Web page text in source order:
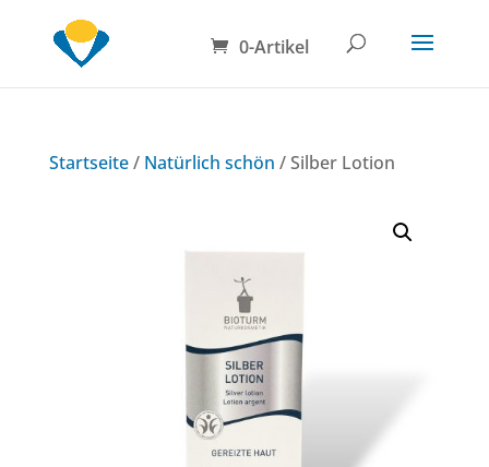
0-Artikel
Startseite/ Natürlich schön / Silber Lotion